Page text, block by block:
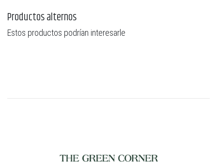
Productos alternos
Estos productos podrían interesarle